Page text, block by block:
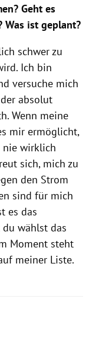
Geht es
Was ist geplant?
schwer zu
Ich bin
versuche mich
absolut
Wenn meine
mir ermöglicht,
nie wirklich
sich, mich zu
den Strom
sind für mich
es das
wählst das
Moment steht
meiner Liste.